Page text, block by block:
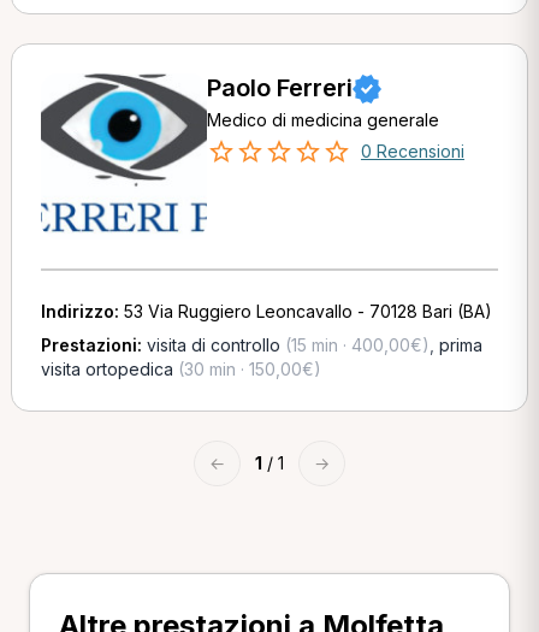
Paolo Ferreri
Medico di medicina generale
0 Recensioni
Indirizzo: 53 Via Ruggiero Leoncavallo - 70128 Bari (BA)
Prestazioni: visita di controllo (15 min · 400,00€) prima
visita ortopedica (30 min · 150,00€)
← 1 / 1 →